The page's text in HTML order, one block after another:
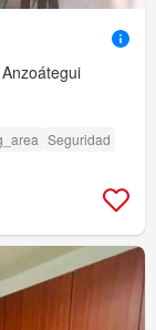
Seguridad